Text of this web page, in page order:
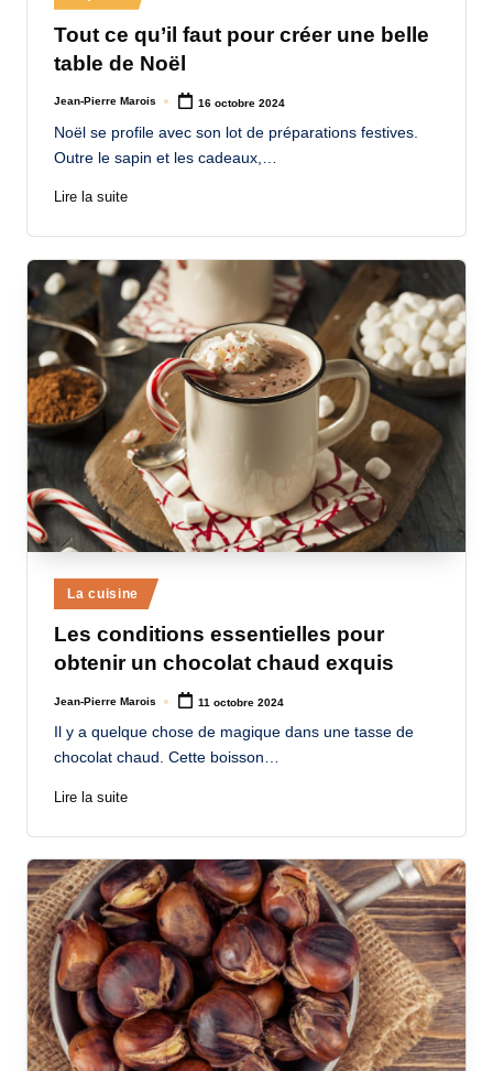
in
Tout ce qu’il faut pour créer une belle
table de Noël
Posted
Jean-Pierre Marois 16 octobre 2024
Noël se profile avec son lot de préparations festives.
Outre le sapin et les cadeaux,…
Lire la suite
Posted
in
La cuisine
Les conditions essentielles pour
obtenir un chocolat chaud exquis
Posted
Jean-Pierre Marois 11 octobre 2024
Il y a quelque chose de magique dans une tasse de
chocolat chaud. Cette boisson…
Lire la suite